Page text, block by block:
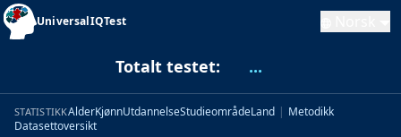
UniversalIQTest
Totalt testet: ...
STATISTIKKAlderKjønnUtdannelseStudieområdeLand | Metodikk
Datasettoversikt